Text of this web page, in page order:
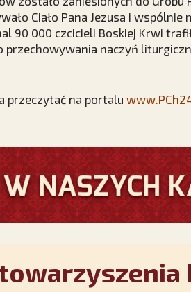
Ciało Pana Jezusa i
90 000 czcicieli Boskiej Krwi
przechowywania naczyń
przeczytać na portalu